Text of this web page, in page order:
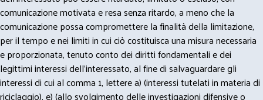
comunicazione motivata e resa senza ritardo, a meno che la
comunicazione possa compromettere la finalità della limitazione,
per il tempo e nei limiti in cui ciò costituisca una misura necessaria
e proporzionata, tenuto conto dei diritti fondamentali e dei
legittimi interessi dell’interessato, al fine di salvaguardare gli
interessi di cui al comma 1, lettere a) (interessi tutelati in materia di
riciclaggio), e) (allo svolgimento delle investigazioni difensive o